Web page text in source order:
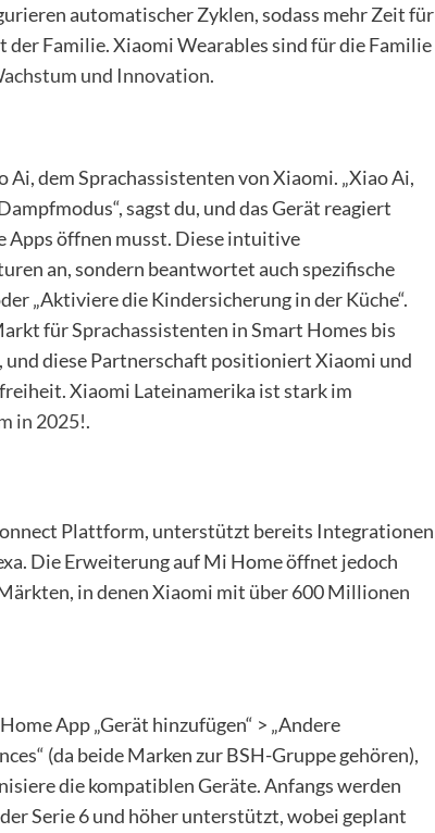
automatischer Zyklen, sodass mehr Zeit für
Familie. Xiaomi Wearables sind für die Familie
und Innovation.
dem Sprachassistenten von Xiaomi. „Xiao Ai,
sagst du, und das Gerät reagiert
Apps öffnen musst. Diese intuitive
an, sondern beantwortet auch spezifische
„Aktiviere die Kindersicherung in der Küche“.
für Sprachassistenten in Smart Homes bis
diese Partnerschaft positioniert Xiaomi und
Xiaomi Lateinamerika ist stark im
in 2025!.
Plattform, unterstützt bereits Integrationen
Die Erweiterung auf Mi Home öffnet jedoch
in denen Xiaomi mit über 600 Millionen
App „Gerät hinzufügen“ > „Andere
(da beide Marken zur BSH-Gruppe gehören),
die kompatiblen Geräte. Anfangs werden
Serie 6 und höher unterstützt, wobei geplant